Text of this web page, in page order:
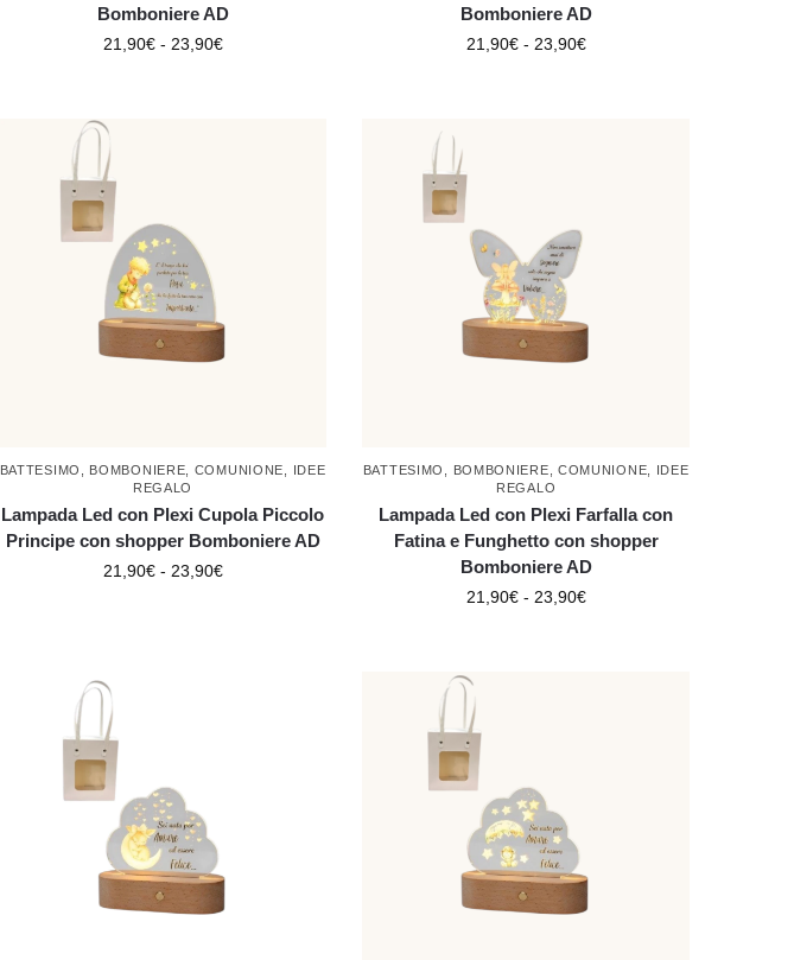
Bomboniere AD
21,90€ - 23,90€
Bomboniere AD
21,90€ - 23,90€
BATTESIMO BOMBONIERE COMUNIONE
IDEE
REGALO
Lampada Led con Plexi Cupola Piccolo
Principe con shopper Bomboniere AD
21,90€ - 23,90€
BATTESIMO BOMBONIERE COMUNIONE
IDEE
REGALO
Lampada Led con Plexi Farfalla con
Fatina e Funghetto con shopper
Bomboniere AD
21,90€ - 23,90€